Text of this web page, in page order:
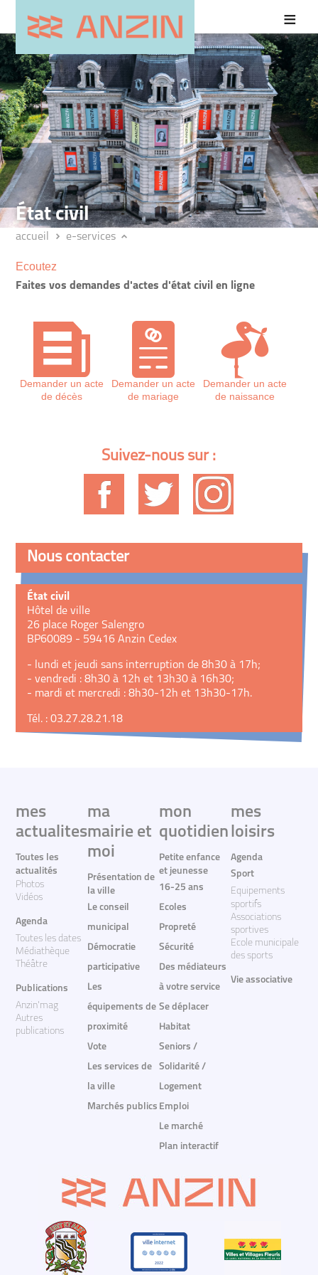
état civil
accueil e-services
Ecoutez
Faites vos demandes d'actes d'état civil en ligne
Demander un acte
de décès
Demander un acte
de mariage
Demander un acte
de naissance
Suivez-nous sur :
Nous contacter
État civil
Hôtel de ville
26 place Roger Salengro
BP60089 - 59416 Anzin Cedex
- lundi et jeudi sans interruption de 8h30 à 17h;
- vendredi : 8h30 à 12h et 13h30 à 16h30;
- mardi et mercredi : 8h30-12h et 13h30-17h.
Tél. : 03.27.28.21.18
mes
actualites
Toutes les
actualités
Photos
Vidéos
Agenda
Toutes les dates
Médiathèque
Théâtre
Publications
Anzin'mag
Autres
publications
ma
mairie et
moi
Présentation de
la ville
Le conseil
municipal
Démocratie
participative
Les
équipements de
proximité
Vote
Les services de
la ville
Marchés publics
mon
quotidien
Petite enfance
et jeunesse
16-25 ans
Ecoles
Propreté
Sécurité
Des médiateurs
à votre service
Se déplacer
Habitat
Seniors /
Solidarité /
Logement
Emploi
Le marché
Plan interactif
mes
loisirs
Agenda
Sport
Equipements
sportifs
Associations
sportives
Ecole municipale
des sports
Vie associative